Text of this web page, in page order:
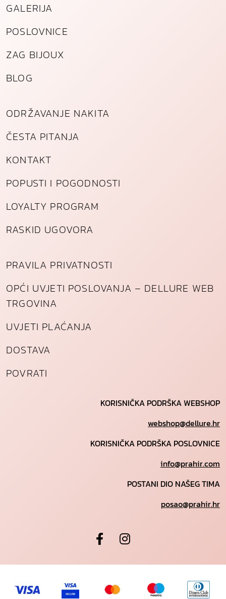
g
e
i
a
l
i
č
i
n
a
GALERIJA
POSLOVNICE
ZAG BIJOUX
BLOG
ODRŽAVANJE NAKITA
ČESTA PITANJA
KONTAKT
POPUSTI I POGODNOSTI
LOYALTY PROGRAM
RASKID UGOVORA
PRAVILA PRIVATNOSTI
OPĆI UVJETI POSLOVANJA – DELLURE WEB
TRGOVINA
UVJETI PLAĆANJA
DOSTAVA
POVRATI
KORISNIČKA PODRŠKA WEBSHOP
webshop@dellure.hr
KORISNIČKA PODRŠKA POSLOVNICE
info@prahir.com
POSTANI DIO NAŠEG TIMA
posao@prahir.hr